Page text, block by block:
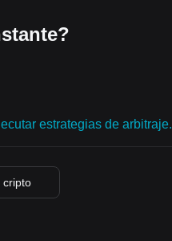
estrategias de arbitraje.
cripto